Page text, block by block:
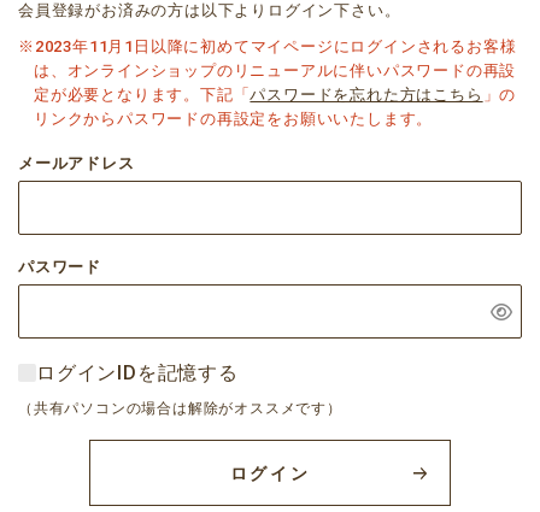
会員登録がお済みの方は以下よりログイン下さい。
※2023年11月1日以降に初めてマイページにログインされるお客様
は、オンラインショップのリニューアルに伴いパスワードの再設
定が必要となります。下記「パスワードを忘れた方はこちら 」の
リンクからパスワードの再設定をお願いいたします。
メールアドレス
パスワード
ログインIDを記憶する
（共有パソコンの場合は解除がオススメです）
ログイン